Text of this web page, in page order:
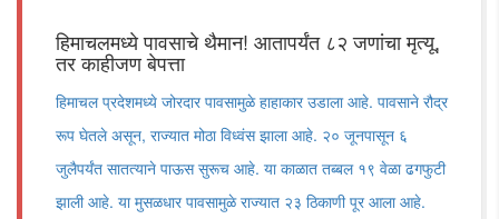
हिमाचलमध्ये पावसाचे थैमान! आतापर्यंत ८२ जणांचा मृत्यू,
तर काहीजण बेपत्ता
हिमाचल प्रदेशमध्ये जोरदार पावसामुळे हाहाकार उडाला आहे. पावसाने रौद्र
रूप घेतले असून, राज्यात मोठा विध्वंस झाला आहे. २० जूनपासून ६
जुलैपर्यंत सातत्याने पाऊस सुरूच आहे. या काळात तब्बल १९ वेळा ढगफुटी
झाली आहे. या मुसळधार पावसामुळे राज्यात २३ ठिकाणी पूर आला आहे.